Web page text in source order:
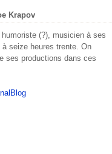
Krapov
(?), musicien à ses
à seize heures trente. On
ses productions dans ces